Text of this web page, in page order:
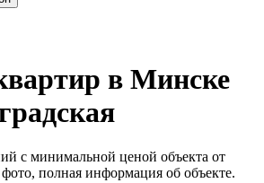
в Минске
с минимальной ценой объекта от
полная информация об объекте.